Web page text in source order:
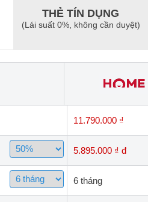
THẺ TÍN DỤNG
(Lái suất 0%, không cần duyệt)
11.790.000 ₫
5.895.000 ₫ đ
6 tháng